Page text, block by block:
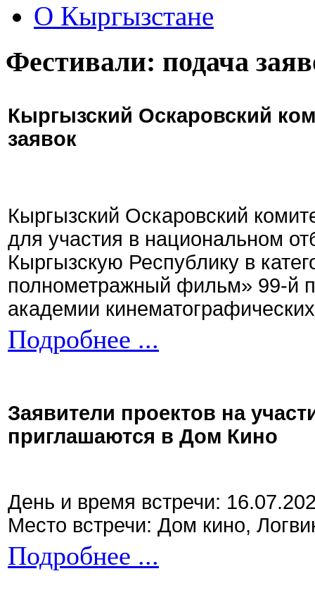
О Кыргызстане
Фестивали: подача
Кыргызский Оскаровский
заявок
Кыргызский Оскаровский
для участия в национальном
Кыргызскую Республику в
полнометражный фильм» 99-й
академии
Подробнее ...
Заявители проектов на
приглашаются в Дом Кино
День и время встречи:
Место встречи: Дом кино,
Подробнее ...